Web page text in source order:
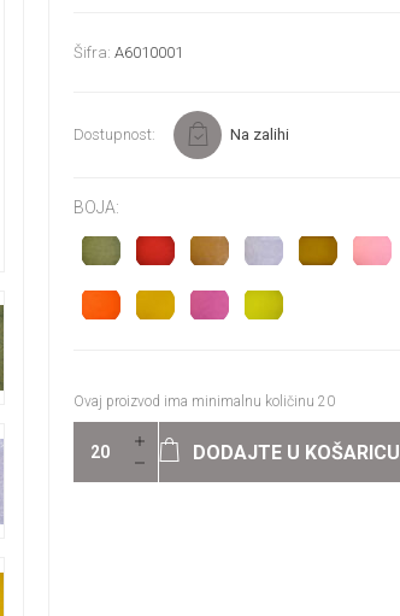
Šifra: A6010001
Dostupnost: Na zalihi
BOJA:
Ovaj proizvod ima minimalnu količinu 20
DODAJTE U KOŠARICU